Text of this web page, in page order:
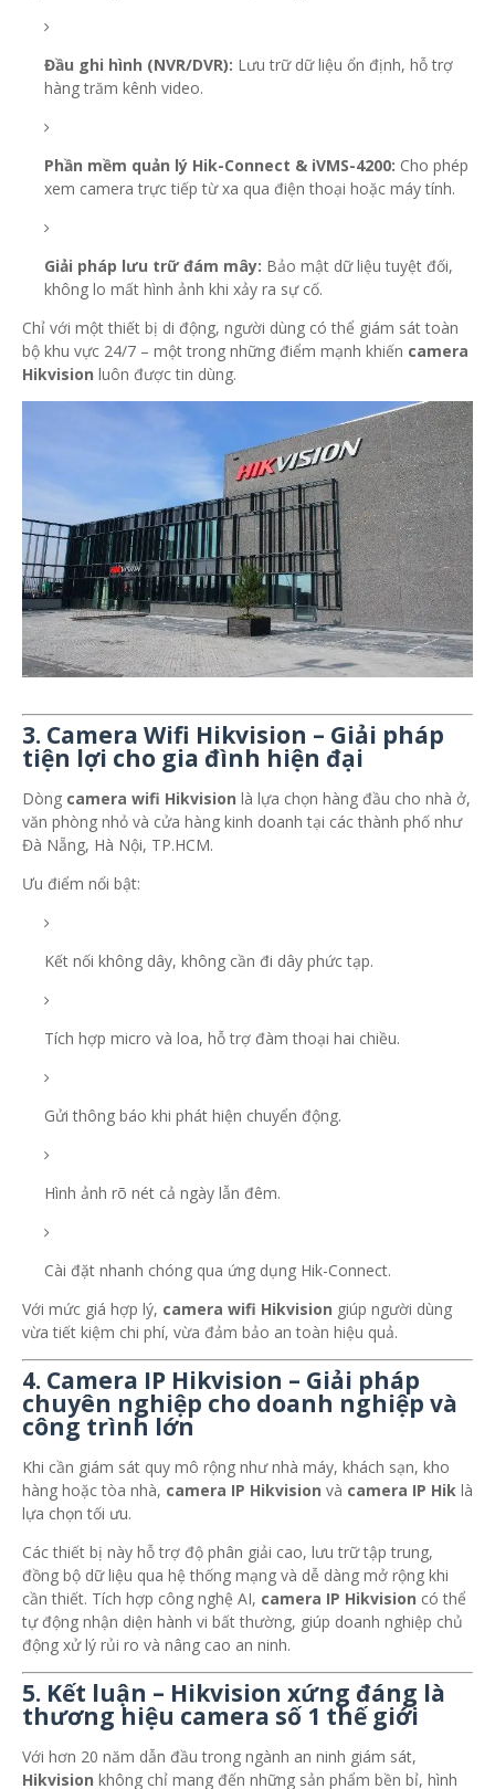
Đầu ghi hình (NVR/DVR): Lưu trữ dữ liệu ổn định, hỗ trợ
hàng trăm kênh video.
Phần mềm quản lý Hik-Connect & iVMS-4200: Cho phép
xem camera trực tiếp từ xa qua điện thoại hoặc máy tính.
Giải pháp lưu trữ đám mây: Bảo mật dữ liệu tuyệt đối,
không lo mất hình ảnh khi xảy ra sự cố.
Chỉ với một thiết bị di động, người dùng có thể giám sát toàn
bộ khu vực 24/7 – một trong những điểm mạnh khiến camera
Hikvision luôn được tin dùng.
3. Camera Wifi Hikvision – Giải pháp
tiện lợi cho gia đình hiện đại
Dòng camera wifi Hikvision là lựa chọn hàng đầu cho nhà ở,
văn phòng nhỏ và cửa hàng kinh doanh tại các thành phố như
Đà Nẵng, Hà Nội, TP.HCM.
Ưu điểm nổi bật:
Kết nối không dây, không cần đi dây phức tạp.
Tích hợp micro và loa, hỗ trợ đàm thoại hai chiều.
Gửi thông báo khi phát hiện chuyển động.
Hình ảnh rõ nét cả ngày lẫn đêm.
Cài đặt nhanh chóng qua ứng dụng Hik-Connect.
Với mức giá hợp lý, camera wifi Hikvision giúp người dùng
vừa tiết kiệm chi phí, vừa đảm bảo an toàn hiệu quả.
4. Camera IP Hikvision – Giải pháp
chuyên nghiệp cho doanh nghiệp và
công trình lớn
Khi cần giám sát quy mô rộng như nhà máy, khách sạn, kho
hàng hoặc tòa nhà, camera IP Hikvision và camera IP Hik là
lựa chọn tối ưu.
Các thiết bị này hỗ trợ độ phân giải cao, lưu trữ tập trung,
đồng bộ dữ liệu qua hệ thống mạng và dễ dàng mở rộng khi
cần thiết. Tích hợp công nghệ AI, camera IP Hikvision có thể
tự động nhận diện hành vi bất thường, giúp doanh nghiệp chủ
động xử lý rủi ro và nâng cao an ninh.
5. Kết luận – Hikvision xứng đáng là
thương hiệu camera số 1 thế giới
Với hơn 20 năm dẫn đầu trong ngành an ninh giám sát,
Hikvision không chỉ mang đến những sản phẩm bền bỉ, hình